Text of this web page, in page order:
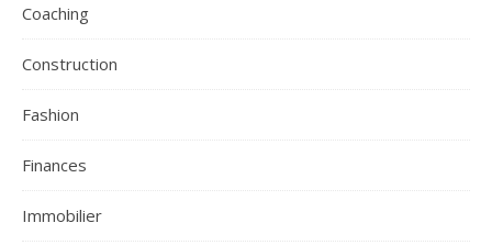
Coaching
Construction
Fashion
Finances
Immobilier